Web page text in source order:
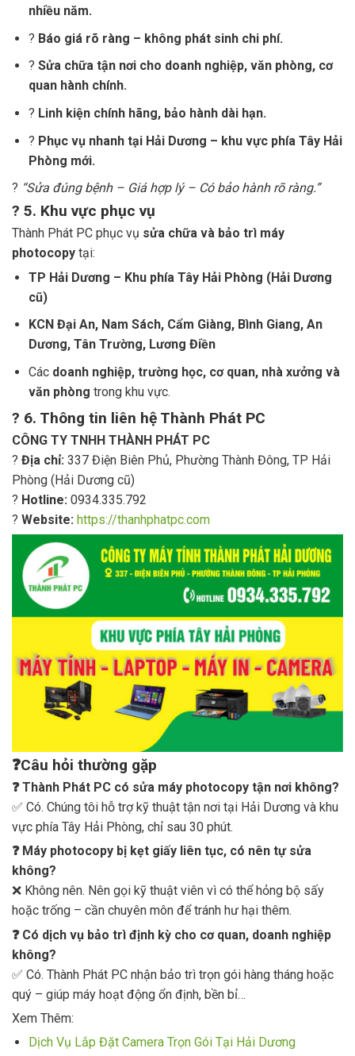
nhiều năm.
? Báo giá rõ ràng – không phát sinh chi phí.
? Sửa chữa tận nơi cho doanh nghiệp, văn phòng, cơ
quan hành chính.
? Linh kiện chính hãng, bảo hành dài hạn.
? Phục vụ nhanh tại Hải Dương – khu vực phía Tây Hải
Phòng mới.
? “Sửa đúng bệnh – Giá hợp lý – Có bảo hành rõ ràng.”
? 5. Khu vực phục vụ
Thành Phát PC phục vụ sửa chữa và bảo trì máy
photocopy tại:
TP Hải Dương – Khu phía Tây Hải Phòng (Hải Dương
cũ)
KCN Đại An, Nam Sách, Cẩm Giàng, Bình Giang, An
Dương, Tân Trường, Lương Điền
Các doanh nghiệp, trường học, cơ quan, nhà xưởng và
văn phòng trong khu vực.
? 6. Thông tin liên hệ Thành Phát PC
CÔNG TY TNHH THÀNH PHÁT PC
? Địa chỉ: 337 Điện Biên Phủ, Phường Thành Đông, TP Hải
Phòng (Hải Dương cũ)
? Hotline: 0934.335.792
? Website: https://thanhphatpc.com
❓Câu hỏi thường gặp
❓ Thành Phát PC có sửa máy photocopy tận nơi không?
✅ Có. Chúng tôi hỗ trợ kỹ thuật tận nơi tại Hải Dương và khu
vực phía Tây Hải Phòng, chỉ sau 30 phút.
❓ Máy photocopy bị kẹt giấy liên tục, có nên tự sửa
không?
❌ Không nên. Nên gọi kỹ thuật viên vì có thể hỏng bộ sấy
hoặc trống – cần chuyên môn để tránh hư hại thêm.
❓ Có dịch vụ bảo trì định kỳ cho cơ quan, doanh nghiệp
không?
✅ Có. Thành Phát PC nhận bảo trì trọn gói hàng tháng hoặc
quý – giúp máy hoạt động ổn định, bền bỉ…
Xem Thêm:
Dịch Vụ Lắp Đặt Camera Trọn Gói Tại Hải Dương